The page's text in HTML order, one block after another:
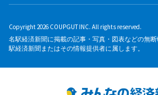
Copyright 2026 COUPGUT INC. All rights reserved.
名駅経済新聞に掲載の記事・写真・図表などの無
駅経済新聞またはその情報提供者に属します。